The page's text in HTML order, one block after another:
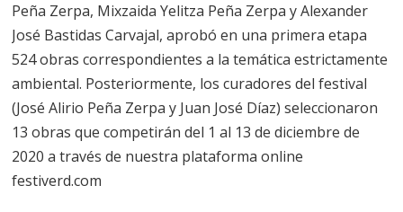
Peña Zerpa, Mixzaida Yelitza Peña Zerpa y Alexander
José Bastidas Carvajal, aprobó en una primera etapa
524 obras correspondientes a la temática estrictamente
ambiental. Posteriormente, los curadores del festival
(José Alirio Peña Zerpa y Juan José Díaz) seleccionaron
13 obras que competirán del 1 al 13 de diciembre de
2020 a través de nuestra plataforma online
festiverd.com